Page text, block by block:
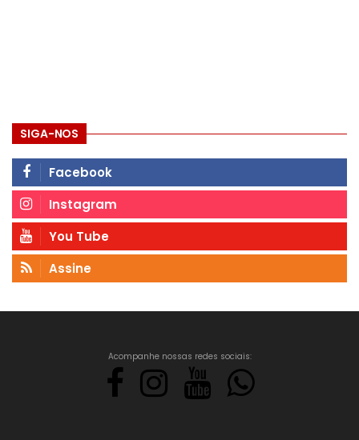
SIGA-NOS
Facebook
Instagram
You Tube
Assine
Acompanhe nossas redes sociais: